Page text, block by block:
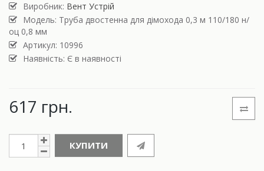
Виробник: Вент Устрій
Модель: Труба двостенна для дімохода 0,3 м 110/180 н/
оц 0,8 мм
Артикул: 10996
Наявність: Є в наявності
617 грн.
КУПИТИ